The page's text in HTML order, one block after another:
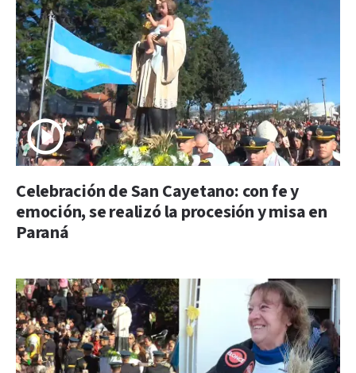
Celebración de San Cayetano: con fe y
emoción, se realizó la procesión y misa en
Paraná